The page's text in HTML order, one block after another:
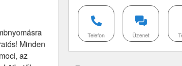
Telefon Üzenet
Minden
az